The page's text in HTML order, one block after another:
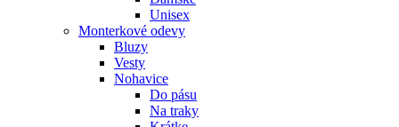
Unisex
Monterkové odevy
Bluzy
Vesty
Nohavice
Do pásu
Na traky